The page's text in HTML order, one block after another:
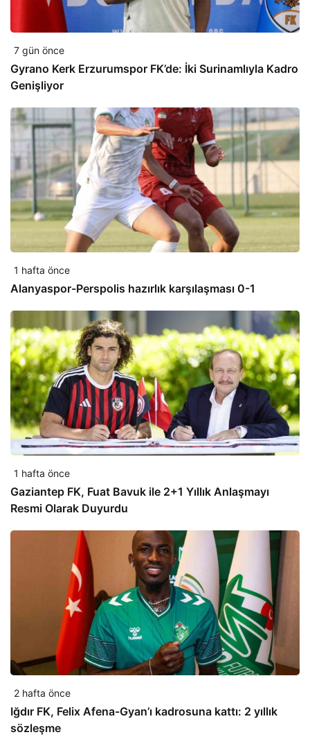
7 gün önce
Gyrano Kerk Erzurumspor FK’de: İki Surinamlıyla Kadro
Genişliyor
1 hafta önce
Alanyaspor-Perspolis hazırlık karşılaşması 0-1
1 hafta önce
Gaziantep FK, Fuat Bavuk ile 2+1 Yıllık Anlaşmayı
Resmi Olarak Duyurdu
2 hafta önce
Iğdır FK, Felix Afena-Gyan’ı kadrosuna kattı: 2 yıllık
sözleşme